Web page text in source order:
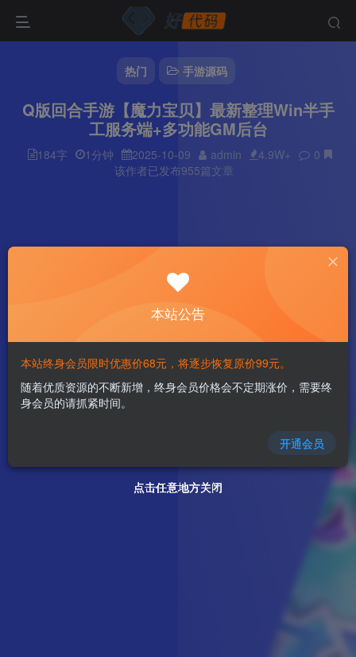
热门 手游源码
Q版回合手游【魔力宝贝】最新整理Win半手
工服务端+多功能GM后台
184字 1分钟 2025-10-09 admin 4.9W+
0
该作者已发布955篇文章
点击任意地方关闭
点击任意地方关闭
点击任意地方关闭
点击任意地方关闭
本站公告
本站终身会员限时优惠价68元，将逐步恢复原价99元。
随着优质资源的不断新增，终身会员价格会不定期涨价，需要终
身会员的请抓紧时间。
开通会员